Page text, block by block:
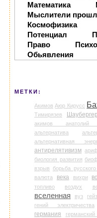
Математика
Мыслители
Космофизика
Потенциал
Право
Обьявления
МЕТКИ:
Акимов Аюр Кирусс
Тимирязев
Шаубергер
акимов анатолий
альтернатива
альтернативная
антирелятивизм
биология развития
взрыв
борьба
валюта века вихри
топливо
воздух
вселенная
вуз
гений электричества
германия